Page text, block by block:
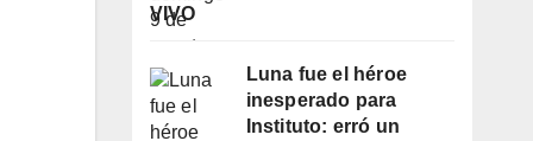
VIVO
Luna fue el héroe
inesperado para
Instituto: erró un